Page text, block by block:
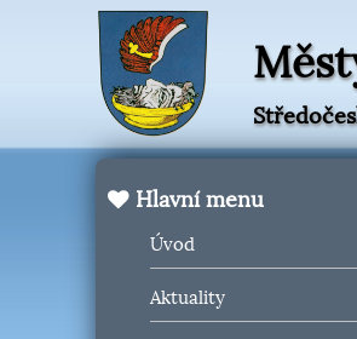
Hlavní menu
Úvod
Aktuality